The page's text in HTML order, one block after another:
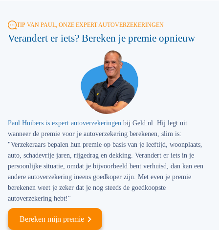
TIP VAN PAUL, ONZE EXPERT AUTOVERZEKERINGEN
Verandert er iets? Bereken je premie opnieuw
Paul Huibers is expert autoverzekeringen bij Geld.nl. Hij legt uit
wanneer de premie voor je autoverzekering berekenen, slim is:
"Verzekeraars bepalen hun premie op basis van je leeftijd, woonplaats,
auto, schadevrije jaren, rijgedrag en dekking. Verandert er iets in je
persoonlijke situatie, omdat je bijvoorbeeld bent verhuisd, dan kan een
andere autoverzekering ineens goedkoper zijn. Met even je premie
berekenen weet je zeker dat je nog steeds de goedkoopste
autoverzekering hebt!"
Bereken mijn premie